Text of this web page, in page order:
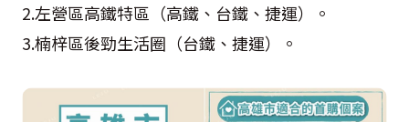
2.左營區高鐵特區（高鐵、台鐵、捷運）。
3.楠梓區後勁生活圈（台鐵、捷運）。